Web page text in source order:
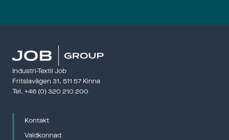
Industri-Textil Job
Fritslavägen 31, 511 57 Kinna
Tel. +46 (0) 320 210 200
Kontakt
Valdkonnad